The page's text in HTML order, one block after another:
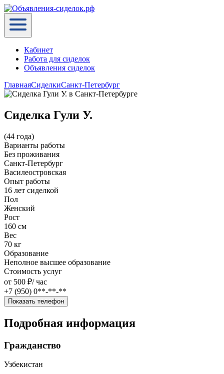
Кабинет
Работа для сиделок
Объявления сиделок
ГлавнаяСиделкиСанкт-Петербург
Сиделка Гули У.
(44 года)
Варианты работы
Без проживания
Санкт-Петербург
Василеостровская
Опыт работы
16 лет сиделкой
Пол
Женский
Рост
160 см
Вес
70 кг
Образование
Неполное высшее образование
Стоимость услуг
от 500 ₽/час
+7 (950) 0**-**-**
Показать телефон
Подробная информация
Гражданство
Узбекистан